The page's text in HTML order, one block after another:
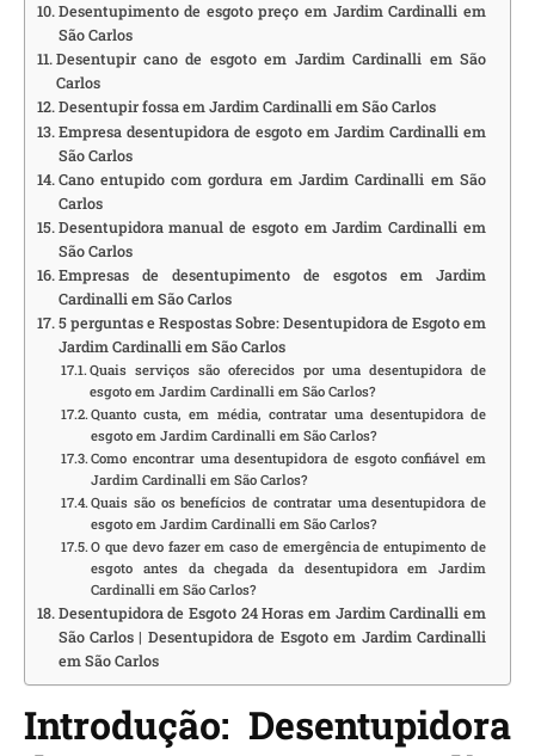
Desentupimento de esgoto preço em Jardim Cardinalli em
São Carlos
Desentupir cano de esgoto em Jardim Cardinalli em São
Carlos
Desentupir fossa em Jardim Cardinalli em São Carlos
Empresa desentupidora de esgoto em Jardim Cardinalli em
São Carlos
Cano entupido com gordura em Jardim Cardinalli em São
Carlos
Desentupidora manual de esgoto em Jardim Cardinalli em
São Carlos
Empresas de desentupimento de esgotos em Jardim
Cardinalli em São Carlos
5 perguntas e Respostas Sobre: Desentupidora de Esgoto em
Jardim Cardinalli em São Carlos
Quais serviços são oferecidos por uma desentupidora de
esgoto em Jardim Cardinalli em São Carlos?
Quanto custa, em média, contratar uma desentupidora de
esgoto em Jardim Cardinalli em São Carlos?
Como encontrar uma desentupidora de esgoto confiável em
Jardim Cardinalli em São Carlos?
Quais são os benefícios de contratar uma desentupidora de
esgoto em Jardim Cardinalli em São Carlos?
O que devo fazer em caso de emergência de entupimento de
esgoto antes da chegada da desentupidora em Jardim
Cardinalli em São Carlos?
Desentupidora de Esgoto 24 Horas em Jardim Cardinalli em
São Carlos | Desentupidora de Esgoto em Jardim Cardinalli
em São Carlos
Introdução: Desentupidora